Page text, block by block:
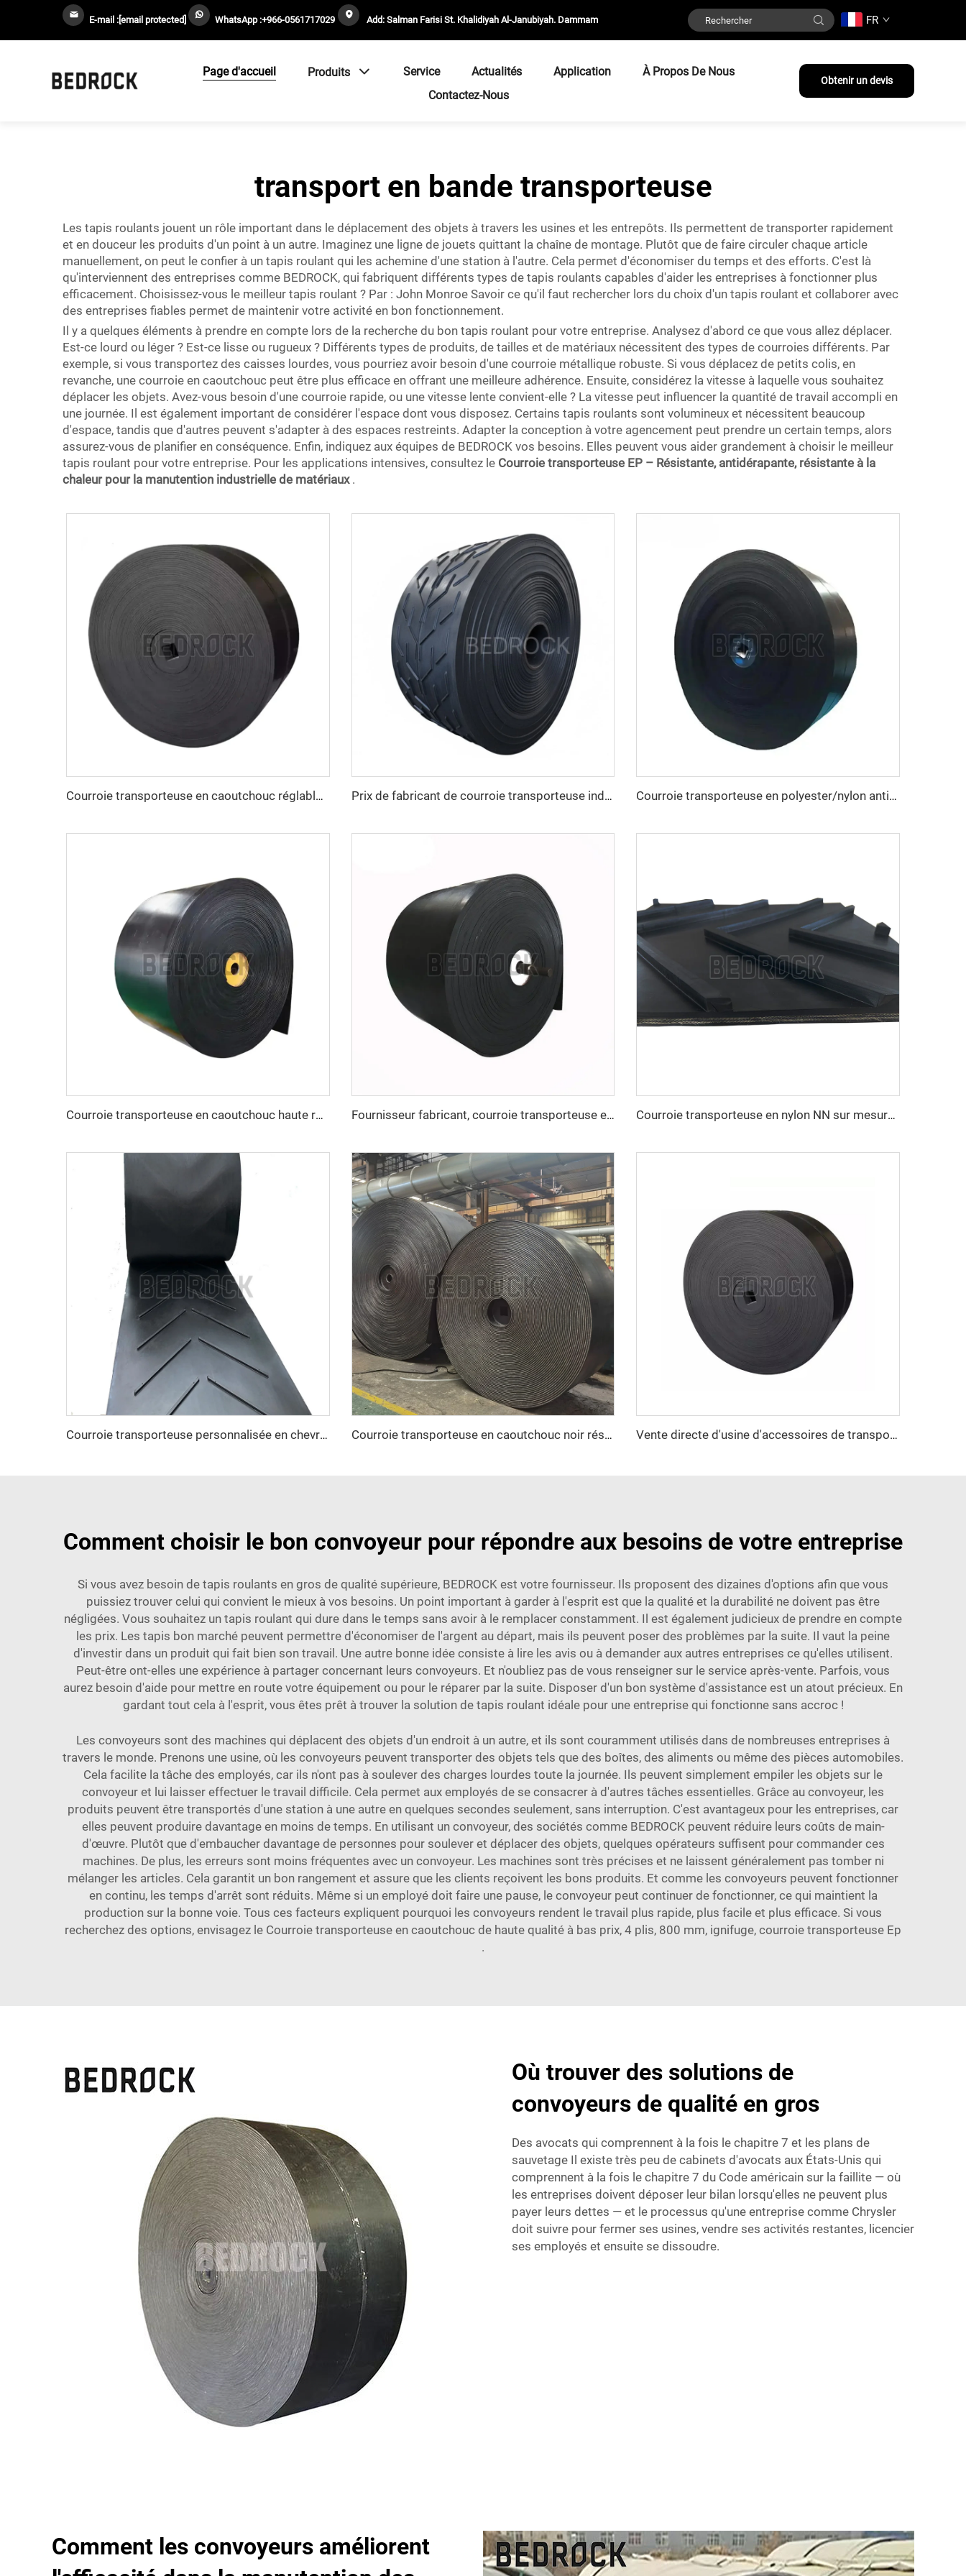
E-mail : [email protected] WhatsApp :+966-0561717029 Add: Salman Farisi St. Khalidiyah Al-Janubiyah. Dammam FR
Page d'accueil Produits Service Actualités Application
À Propos De Nous
Contactez-Nous
Obtenir un devis
transport en bande transporteuse
Les tapis roulants jouent un rôle important dans le déplacement des objets à travers les usines et les entrepôts. Ils permettent de transporter rapidement
et en douceur les produits d'un point à un autre. Imaginez une ligne de jouets quittant la chaîne de montage. Plutôt que de faire circuler chaque article
manuellement, on peut le confier à un tapis roulant qui les achemine d'une station à l'autre. Cela permet d'économiser du temps et des efforts. C'est là
qu'interviennent des entreprises comme BEDROCK, qui fabriquent différents types de tapis roulants capables d'aider les entreprises à fonctionner plus
efficacement. Choisissez-vous le meilleur tapis roulant ? Par : John Monroe Savoir ce qu'il faut rechercher lors du choix d'un tapis roulant et collaborer avec
des entreprises fiables permet de maintenir votre activité en bon fonctionnement.
Il y a quelques éléments à prendre en compte lors de la recherche du bon tapis roulant pour votre entreprise. Analysez d'abord ce que vous allez déplacer.
Est-ce lourd ou léger ? Est-ce lisse ou rugueux ? Différents types de produits, de tailles et de matériaux nécessitent des types de courroies différents. Par
exemple, si vous transportez des caisses lourdes, vous pourriez avoir besoin d'une courroie métallique robuste. Si vous déplacez de petits colis, en
revanche, une courroie en caoutchouc peut être plus efficace en offrant une meilleure adhérence. Ensuite, considérez la vitesse à laquelle vous souhaitez
déplacer les objets. Avez-vous besoin d'une courroie rapide, ou une vitesse lente convient-elle ? La vitesse peut influencer la quantité de travail accompli en
une journée. Il est également important de considérer l'espace dont vous disposez. Certains tapis roulants sont volumineux et nécessitent beaucoup
d'espace, tandis que d'autres peuvent s'adapter à des espaces restreints. Adapter la conception à votre agencement peut prendre un certain temps, alors
assurez-vous de planifier en conséquence. Enfin, indiquez aux équipes de BEDROCK vos besoins. Elles peuvent vous aider grandement à choisir le meilleur
tapis roulant pour votre entreprise. Pour les applications intensives, consultez le Courroie transporteuse EP – Résistante, antidérapante, résistante à la
chaleur pour la manutention industrielle de matériaux .
Courroie transporteuse en caoutchouc réglable à grande vitesse avec revêtement caoutchouc pour exploitation minière, usine de fabrication Prix de fabricant de courroie transporteuse industrielle, courroie transporteuse en caoutchouc à nervures EP250 robuste pour exploitation minière Courroie transporteuse en polyester/nylon anti-déchirure sur mesure pour ligne de concassage de carrière destinée aux industries manufacturières et de détail
Courroie transporteuse en caoutchouc haute résistance à l'abrasion EP300 3 plis, largeur 800 mm / 1000 mm / 1200 mm, pour l'extraction du charbon Fournisseur fabricant, courroie transporteuse en caoutchouc avec câbles d'acier robuste pour industries minières Courroie transporteuse en nylon NN sur mesure, résistante à l'abrasion, motif en chevrons pour l'exploitation minière
Courroie transporteuse personnalisée en chevrons, très durable, pour matériaux à haute température Courroie transporteuse en caoutchouc noir résistante à la chaleur EP150 personnalisable, 3 plis, 4 plis, 15MPA, robuste pour concasseur de pierre et exploitation minière Vente directe d'usine d'accessoires de transport de biscuits, courroie transporteuse en coton
Comment choisir le bon convoyeur pour répondre aux besoins de votre entreprise
Si vous avez besoin de tapis roulants en gros de qualité supérieure, BEDROCK est votre fournisseur. Ils proposent des dizaines d'options afin que vous
puissiez trouver celui qui convient le mieux à vos besoins. Un point important à garder à l'esprit est que la qualité et la durabilité ne doivent pas être
négligées. Vous souhaitez un tapis roulant qui dure dans le temps sans avoir à le remplacer constamment. Il est également judicieux de prendre en compte
les prix. Les tapis bon marché peuvent permettre d'économiser de l'argent au départ, mais ils peuvent poser des problèmes par la suite. Il vaut la peine
d'investir dans un produit qui fait bien son travail. Une autre bonne idée consiste à lire les avis ou à demander aux autres entreprises ce qu'elles utilisent.
Peut-être ont-elles une expérience à partager concernant leurs convoyeurs. Et n'oubliez pas de vous renseigner sur le service après-vente. Parfois, vous
aurez besoin d'aide pour mettre en route votre équipement ou pour le réparer par la suite. Disposer d'un bon système d'assistance est un atout précieux. En
gardant tout cela à l'esprit, vous êtes prêt à trouver la solution de tapis roulant idéale pour une entreprise qui fonctionne sans accroc !
Les convoyeurs sont des machines qui déplacent des objets d'un endroit à un autre, et ils sont couramment utilisés dans de nombreuses entreprises à
travers le monde. Prenons une usine, où les convoyeurs peuvent transporter des objets tels que des boîtes, des aliments ou même des pièces automobiles.
Cela facilite la tâche des employés, car ils n'ont pas à soulever des charges lourdes toute la journée. Ils peuvent simplement empiler les objets sur le
convoyeur et lui laisser effectuer le travail difficile. Cela permet aux employés de se consacrer à d'autres tâches essentielles. Grâce au convoyeur, les
produits peuvent être transportés d'une station à une autre en quelques secondes seulement, sans interruption. C'est avantageux pour les entreprises, car
elles peuvent produire davantage en moins de temps. En utilisant un convoyeur, des sociétés comme BEDROCK peuvent réduire leurs coûts de main-
d'œuvre. Plutôt que d'embaucher davantage de personnes pour soulever et déplacer des objets, quelques opérateurs suffisent pour commander ces
machines. De plus, les erreurs sont moins fréquentes avec un convoyeur. Les machines sont très précises et ne laissent généralement pas tomber ni
mélanger les articles. Cela garantit un bon rangement et assure que les clients reçoivent les bons produits. Et comme les convoyeurs peuvent fonctionner
en continu, les temps d'arrêt sont réduits. Même si un employé doit faire une pause, le convoyeur peut continuer de fonctionner, ce qui maintient la
production sur la bonne voie. Tous ces facteurs expliquent pourquoi les convoyeurs rendent le travail plus rapide, plus facile et plus efficace. Si vous
recherchez des options, envisagez le Courroie transporteuse en caoutchouc de haute qualité à bas prix, 4 plis, 800 mm, ignifuge, courroie transporteuse Ep
.
Où trouver des solutions de
convoyeurs de qualité en gros
Des avocats qui comprennent à la fois le chapitre 7 et les plans de
sauvetage Il existe très peu de cabinets d'avocats aux États-Unis qui
comprennent à la fois le chapitre 7 du Code américain sur la faillite — où
les entreprises doivent déposer leur bilan lorsqu'elles ne peuvent plus
payer leurs dettes — et le processus qu'une entreprise comme Chrysler
doit suivre pour fermer ses usines, vendre ses activités restantes, licencier
ses employés et ensuite se dissoudre.
Comment les convoyeurs améliorent